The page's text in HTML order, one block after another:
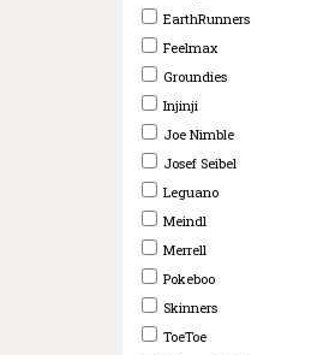
EarthRunners
Feelmax
Groundies
Injinji
Joe Nimble
Josef Seibel
Leguano
Meindl
Merrell
Pokeboo
Skinners
ToeToe